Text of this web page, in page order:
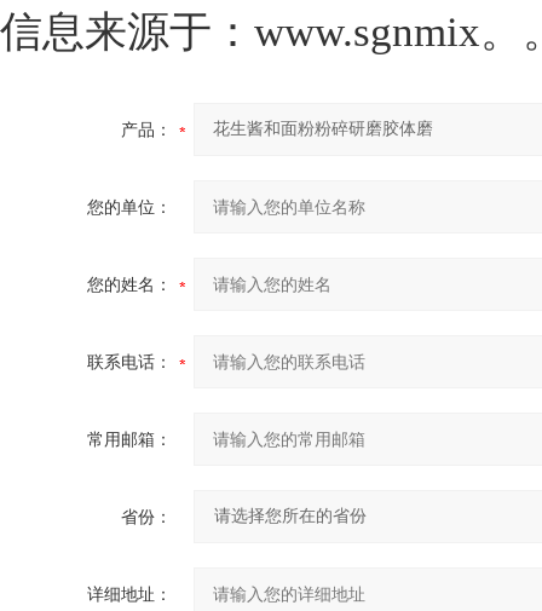
信息来源于：www.sgnmix。
产品：
您的单位：
您的姓名：
联系电话：
常用邮箱：
省份：
详细地址：